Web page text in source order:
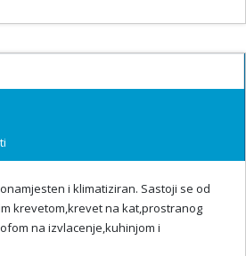
i klimatiziran. Sastoji se od
krevetom,krevet na kat,prostranog
na izvlacenje,kuhinjom i